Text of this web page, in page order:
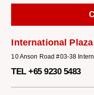
International Plaza
10 Anson Road #03-38
TEL +65 9230 5483